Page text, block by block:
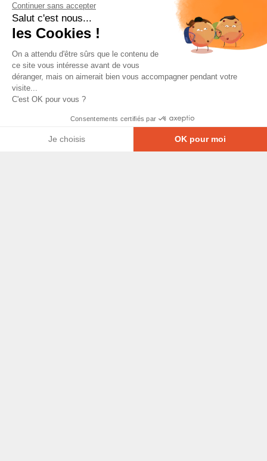
Continuer sans accepter
Salut c'est nous...
les Cookies !
On a attendu d'être sûrs que le contenu de
ce site vous intéresse avant de vous
déranger, mais on aimerait bien vous accompagner pendant votre
visite...
C'est OK pour vous ?
Consentements certifiés par
Je choisis OK pour moi